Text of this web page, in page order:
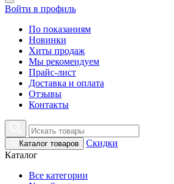
Войти в профиль
По показаниям
Новинки
Хиты продаж
Мы рекомендуем
Прайс-лист
Доставка и оплата
Отзывы
Контакты
Каталог товаров
Скидки
Каталог
Все категории